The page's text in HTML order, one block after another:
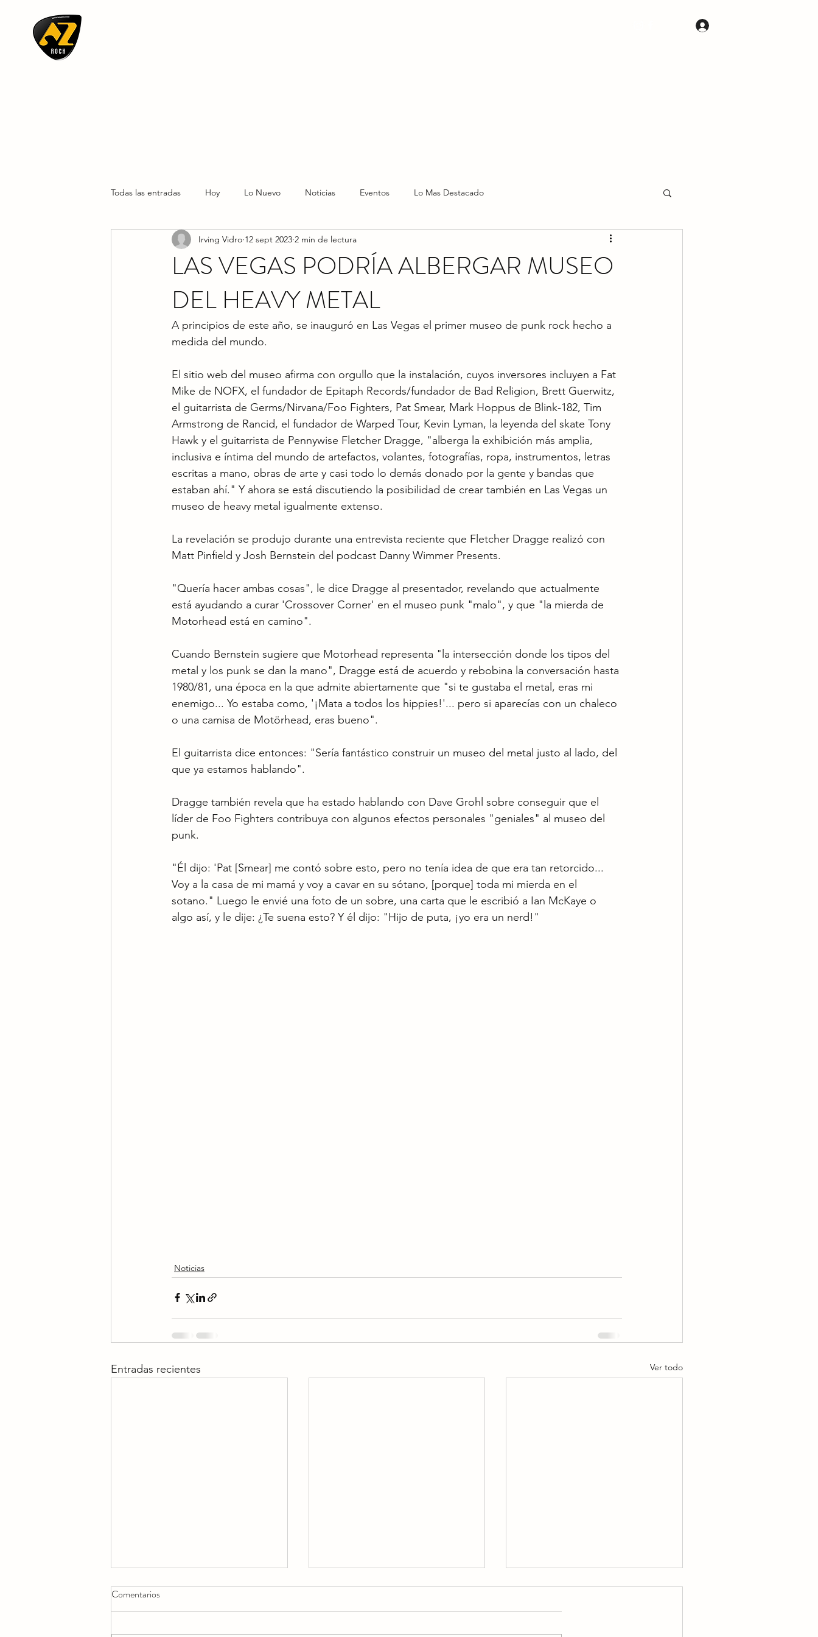
Todas las entradas Hoy Lo Nuevo Noticias Eventos Lo Mas Destacado
LAS VEGAS PODRÍA ALBERGAR MUSEO
DEL HEAVY METAL
Irving Vidro 12 sept 2023 2 min de lectura
A principios de este año, se inauguró en Las Vegas el primer museo de punk rock hecho a
medida del mundo.
El sitio web del museo afirma con orgullo que la instalación, cuyos inversores incluyen a Fat
Mike de NOFX, el fundador de Epitaph Records/fundador de Bad Religion, Brett Guerwitz,
el guitarrista de Germs/Nirvana/Foo Fighters, Pat Smear, Mark Hoppus de Blink-182, Tim
Armstrong de Rancid, el fundador de Warped Tour, Kevin Lyman, la leyenda del skate Tony
Hawk y el guitarrista de Pennywise Fletcher Dragge, "alberga la exhibición más amplia,
inclusiva e íntima del mundo de artefactos, volantes, fotografías, ropa, instrumentos, letras
escritas a mano, obras de arte y casi todo lo demás donado por la gente y bandas que
estaban ahí." Y ahora se está discutiendo la posibilidad de crear también en Las Vegas un
museo de heavy metal igualmente extenso.
La revelación se produjo durante una entrevista reciente que Fletcher Dragge realizó con
Matt Pinfield y Josh Bernstein del podcast Danny Wimmer Presents.
"Quería hacer ambas cosas", le dice Dragge al presentador, revelando que actualmente
está ayudando a curar 'Crossover Corner' en el museo punk "malo", y que "la mierda de
Motorhead está en camino".
Cuando Bernstein sugiere que Motorhead representa "la intersección donde los tipos del
metal y los punk se dan la mano", Dragge está de acuerdo y rebobina la conversación hasta
1980/81, una época en la que admite abiertamente que "si te gustaba el metal, eras mi
enemigo... Yo estaba como, '¡Mata a todos los hippies!'... pero si aparecías con un chaleco
o una camisa de Motörhead, eras bueno".
El guitarrista dice entonces: "Sería fantástico construir un museo del metal justo al lado, del
que ya estamos hablando".
Dragge también revela que ha estado hablando con Dave Grohl sobre conseguir que el
líder de Foo Fighters contribuya con algunos efectos personales "geniales" al museo del
punk.
"Él dijo: 'Pat [Smear] me contó sobre esto, pero no tenía idea de que era tan retorcido...
Voy a la casa de mi mamá y voy a cavar en su sótano, [porque] toda mi mierda en el
sotano." Luego le envié una foto de un sobre, una carta que le escribió a Ian McKaye o
algo así, y le dije: ¿Te suena esto? Y él dijo: "Hijo de puta, ¡yo era un nerd!"
Noticias
Entradas recientes Ver todo
Comentarios